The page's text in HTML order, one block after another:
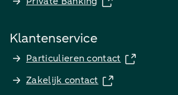
Klantenservice
Particulieren contact
Zakelijk contact